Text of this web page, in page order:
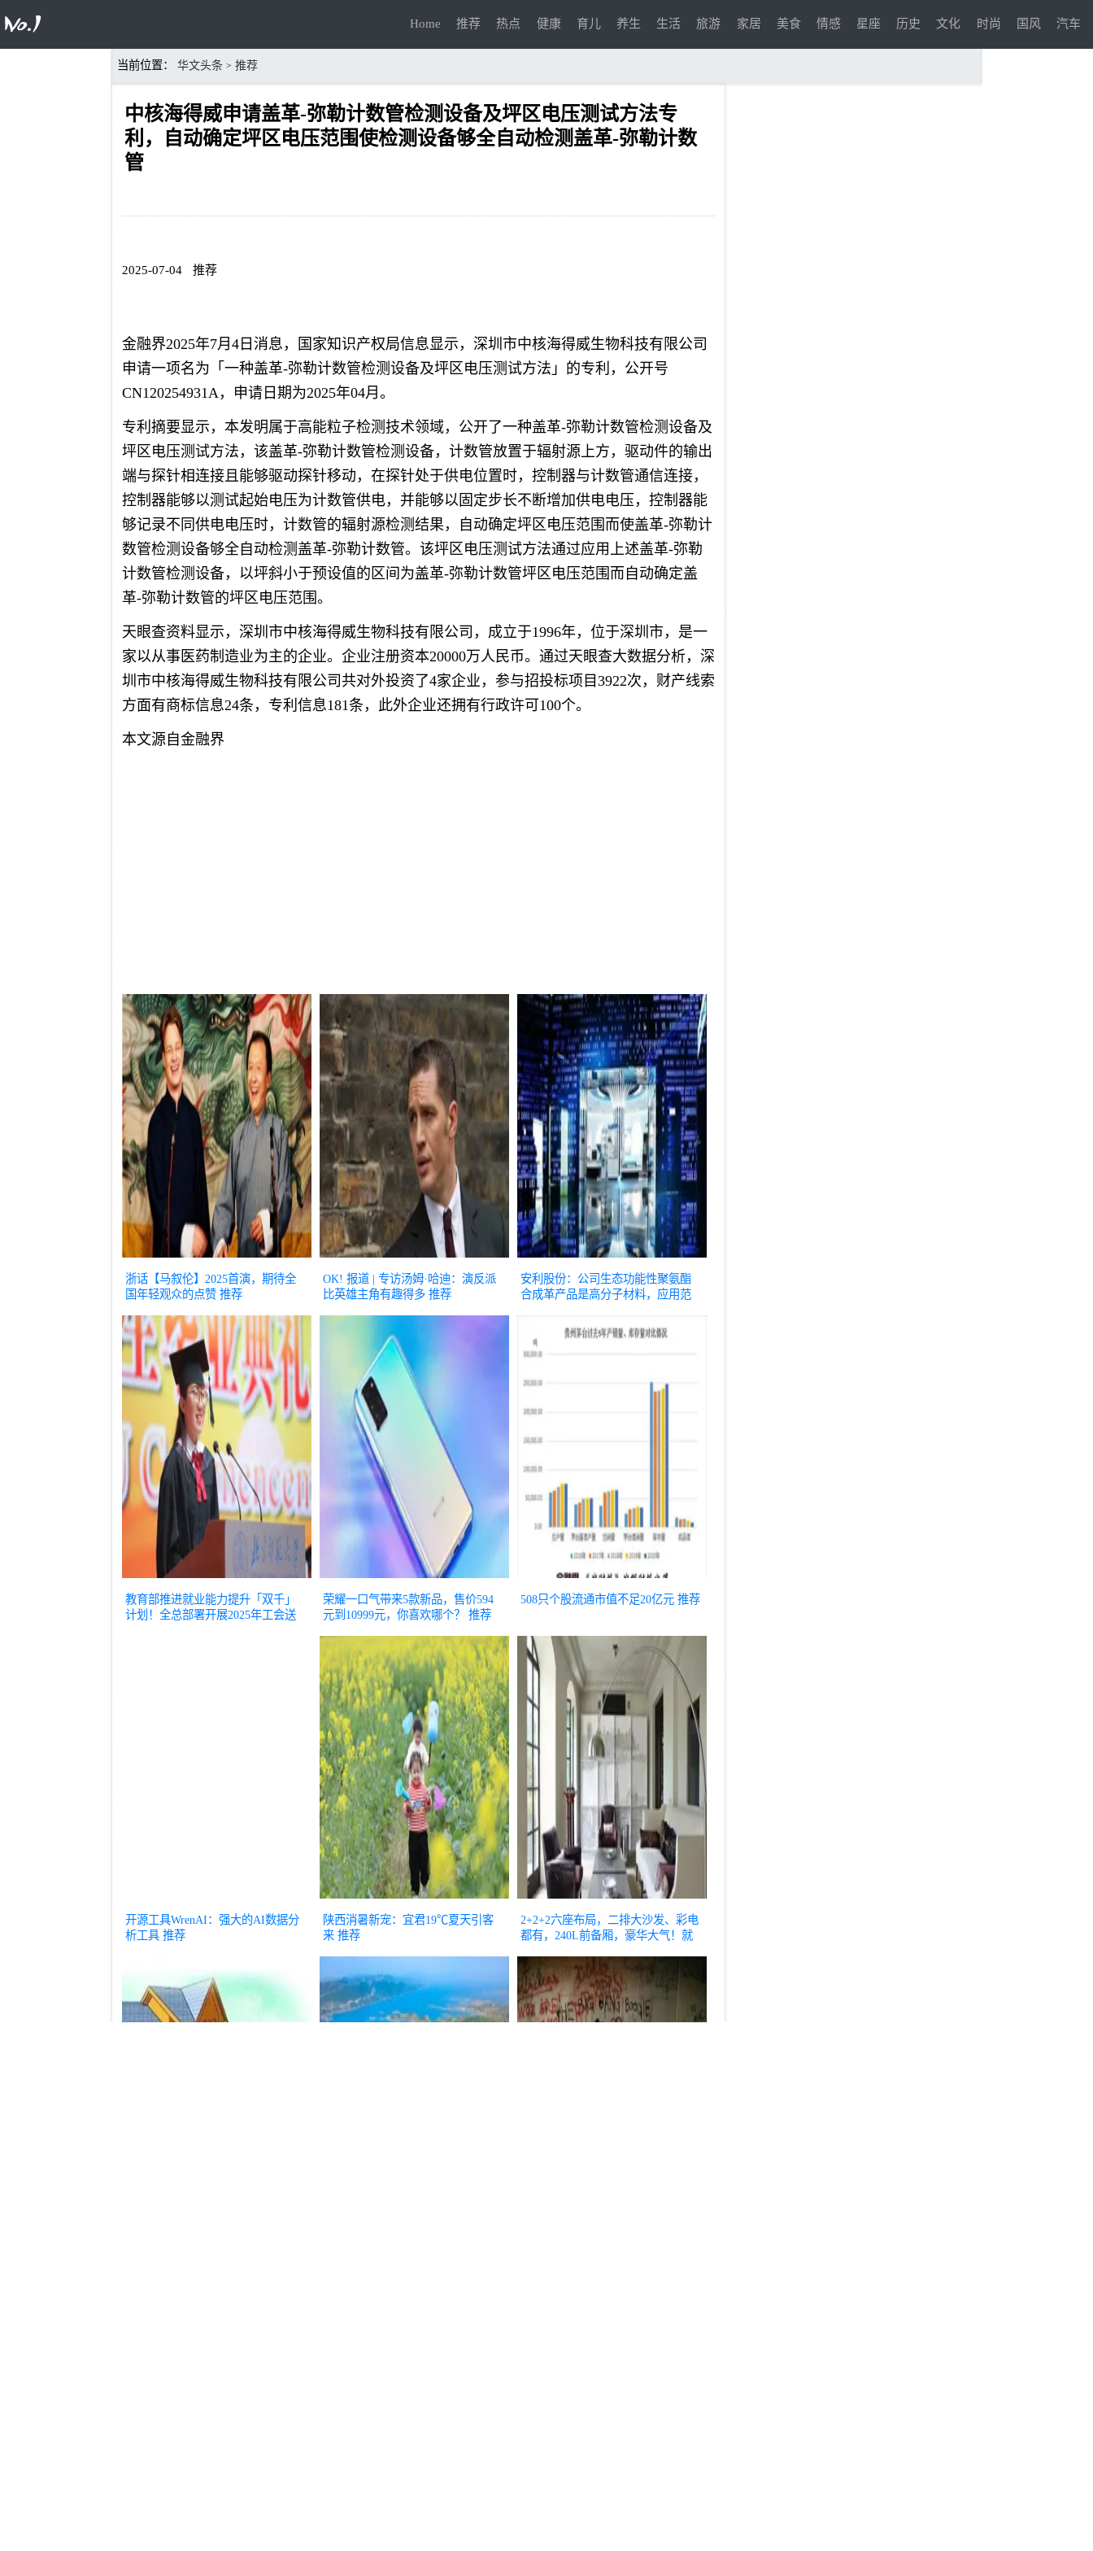
Home 推荐 热点 健康 育儿 养生 生活 旅游 家居 美食 情感 星座 历史 文化 时尚 国风 汽车
当前位置： 华文头条 > 推荐
中核海得威申请盖革-弥勒计数管检测设备及坪区电压测试方法专
利，自动确定坪区电压范围使检测设备够全自动检测盖革-弥勒计数
管
2025-07-04 推荐
金融界2025年7月4日消息，国家知识产权局信息显示，深圳市中核海得威生物科技有限公司
申请一项名为「一种盖革-弥勒计数管检测设备及坪区电压测试方法」的专利，公开号
CN120254931A，申请日期为2025年04月。
专利摘要显示，本发明属于高能粒子检测技术领域，公开了一种盖革‑弥勒计数管检测设备及
坪区电压测试方法，该盖革‑弥勒计数管检测设备，计数管放置于辐射源上方，驱动件的输出
端与探针相连接且能够驱动探针移动，在探针处于供电位置时，控制器与计数管通信连接，
控制器能够以测试起始电压为计数管供电，并能够以固定步长不断增加供电电压，控制器能
够记录不同供电电压时，计数管的辐射源检测结果，自动确定坪区电压范围而使盖革‑弥勒计
数管检测设备够全自动检测盖革‑弥勒计数管。该坪区电压测试方法通过应用上述盖革‑弥勒
计数管检测设备，以坪斜小于预设值的区间为盖革‑弥勒计数管坪区电压范围而自动确定盖
革‑弥勒计数管的坪区电压范围。
天眼查资料显示，深圳市中核海得威生物科技有限公司，成立于1996年，位于深圳市，是一
家以从事医药制造业为主的企业。企业注册资本20000万人民币。通过天眼查大数据分析，深
圳市中核海得威生物科技有限公司共对外投资了4家企业，参与招投标项目3922次，财产线索
方面有商标信息24条，专利信息181条，此外企业还拥有行政许可100个。
本文源自金融界
浙话【马叙伦】2025首演，期待全
国年轻观众的点赞 推荐
OK! 报道 | 专访汤姆·哈迪：演反派
比英雄主角有趣得多 推荐
安利股份：公司生态功能性聚氨酯
合成革产品是高分子材料，应用范
教育部推进就业能力提升「双千」
计划！全总部署开展2025年工会送
荣耀一口气带来5款新品，售价594
元到10999元，你喜欢哪个？
推荐
508只个股流通市值不足20亿元 推荐
开源工具WrenAI：强大的AI数据分
析工具 推荐
陕西消暑新宠：宜君19℃夏天引客
来 推荐
2+2+2六座布局，二排大沙发、彩电
都有，240L前备厢，豪华大气！就